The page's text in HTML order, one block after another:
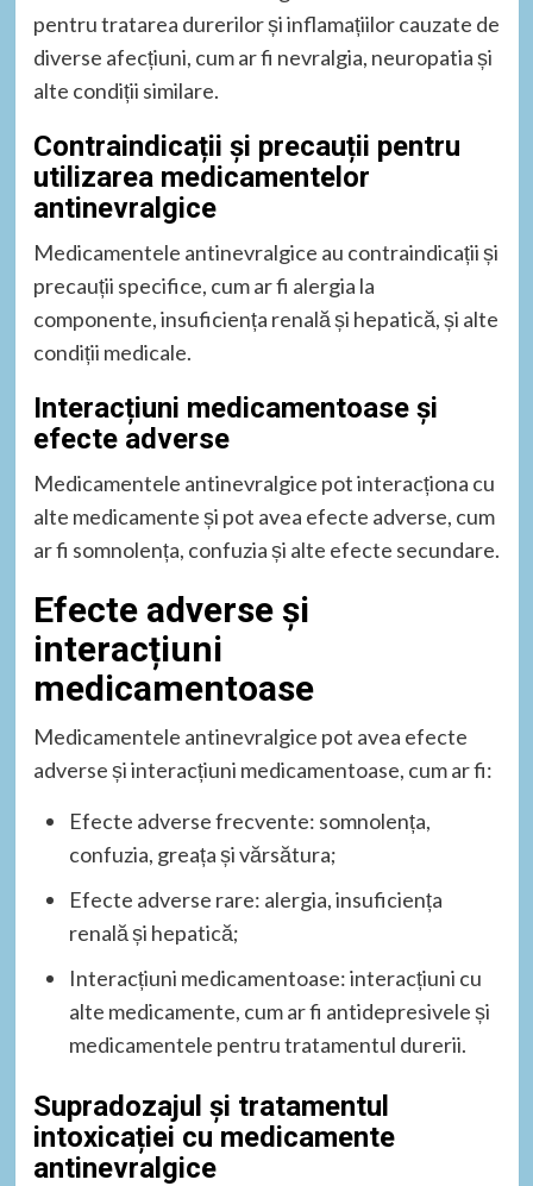
pentru tratarea durerilor și inflamațiilor cauzate de
diverse afecțiuni, cum ar fi nevralgia, neuropatia și
alte condiții similare.
Contraindicații și precauții pentru
utilizarea medicamentelor
antinevralgice
Medicamentele antinevralgice au contraindicații și
precauții specifice, cum ar fi alergia la
componente, insuficiența renală și hepatică, și alte
condiții medicale.
Interacțiuni medicamentoase și
efecte adverse
Medicamentele antinevralgice pot interacționa cu
alte medicamente și pot avea efecte adverse, cum
ar fi somnolența, confuzia și alte efecte secundare.
Efecte adverse și
interacțiuni
medicamentoase
Medicamentele antinevralgice pot avea efecte
adverse și interacțiuni medicamentoase, cum ar fi:
Efecte adverse frecvente: somnolența,
confuzia, greața și vărsătura;
Efecte adverse rare: alergia, insuficiența
renală și hepatică;
Interacțiuni medicamentoase: interacțiuni cu
alte medicamente, cum ar fi antidepresivele și
medicamentele pentru tratamentul durerii.
Supradozajul și tratamentul
intoxicației cu medicamente
antinevralgice